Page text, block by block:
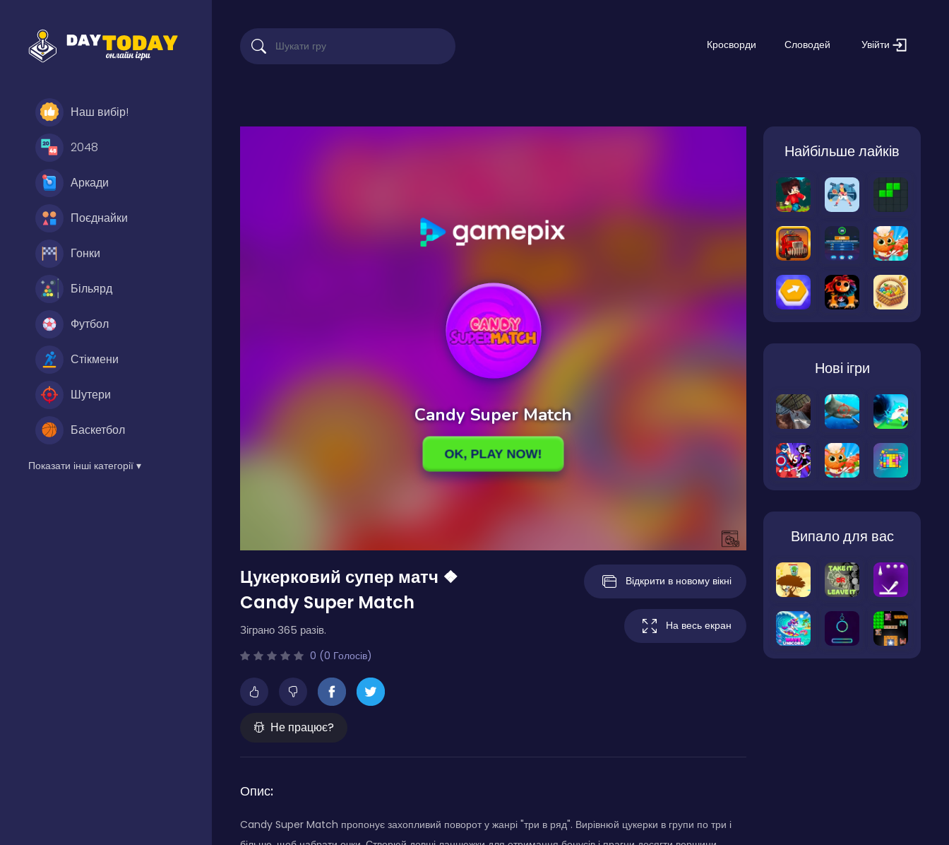
Наш вибір!
2048
Аркади
Поєднайки
Гонки
Більярд
Футбол
Стікмени
Шутери
Баскетбол
Показати інші категорії ▾
Кросворди Словодей Увійти
Цукерковий супер матч ❖
Candy Super Match
Зіграно 365 разів.
0 (0 Голосів)
Не працює?
Відкрити в новому вікні
На весь екран
Опис:
Candy Super Match пропонує захопливий поворот у жанрі "три в ряд". Вирівнюй цукерки в групи по три і
Найбільше лайків
Нові ігри
Випало для вас